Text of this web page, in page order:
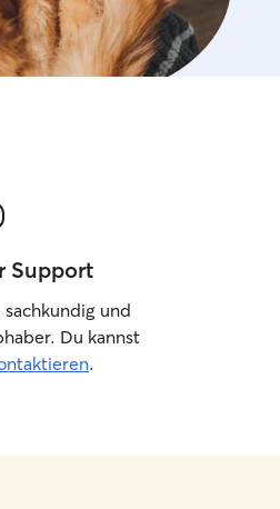
affection or space
animal prefers. I treat
part of my own family,
and lots of love.
Support
und
Du kannst
.